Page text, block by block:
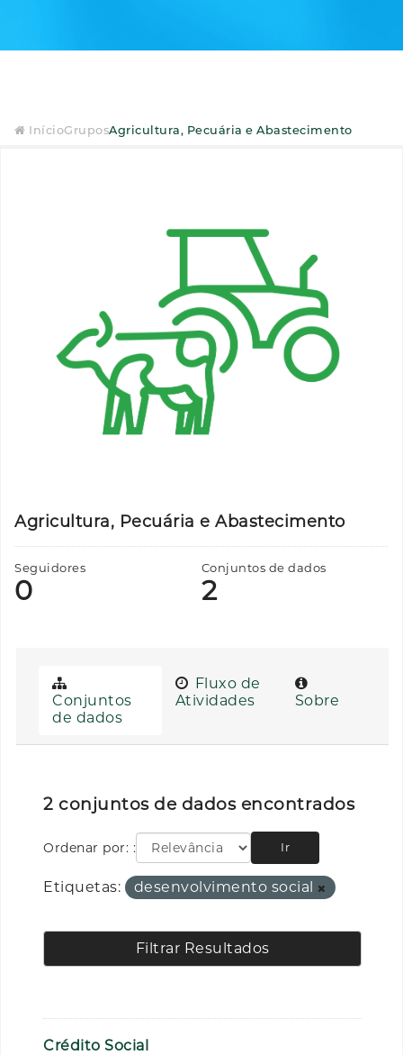
InícioGruposAgricultura, Pecuária e Abastecimento
Agricultura, Pecuária e Abastecimento
Seguidores
0
Conjuntos de dados
2
Conjuntos
de dados
Fluxo de
Atividades
Sobre
2 conjuntos de dados encontrados
Ordenar por: Ir
Etiquetas: desenvolvimento social
Filtrar Resultados
Crédito Social